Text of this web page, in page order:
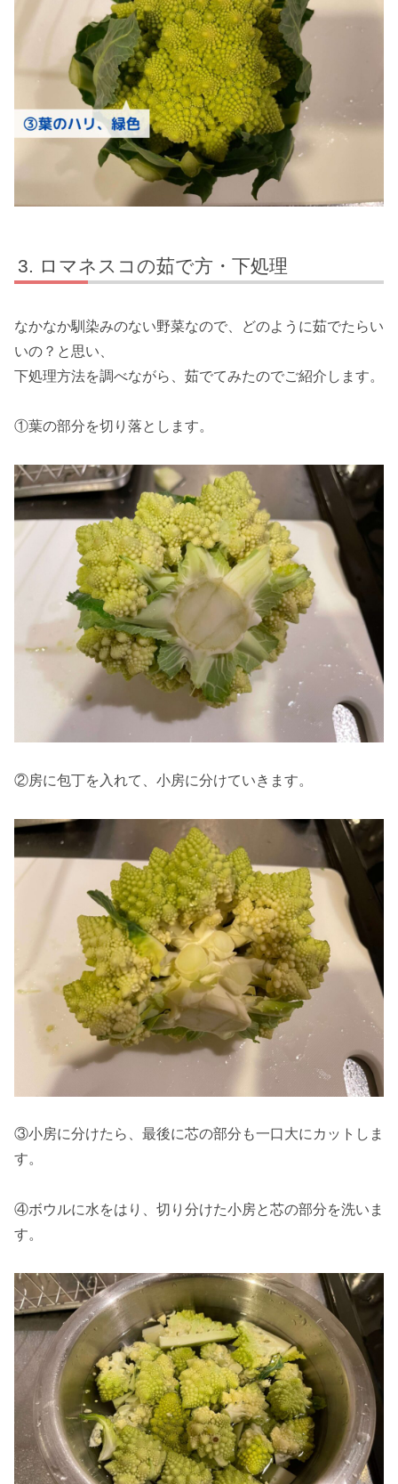
ロマネスコの茹で方・下処理
なかなか馴染みのない野菜なので、どのように茹でたらい
いの？と思い、
下処理方法を調べながら、茹でてみたのでご紹介します。
①葉の部分を切り落とします。
②房に包丁を入れて、小房に分けていきます。
③小房に分けたら、最後に芯の部分も一口大にカットしま
す。
④ボウルに水をはり、切り分けた小房と芯の部分を洗いま
す。